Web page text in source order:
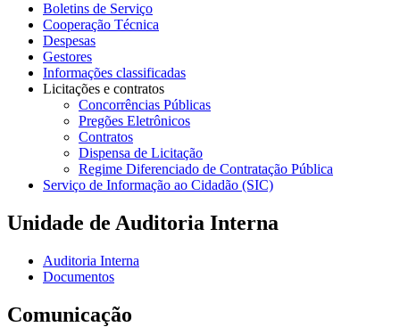
Boletins de Serviço
Cooperação Técnica
Despesas
Gestores
Informações classificadas
Licitações e contratos
Concorrências Públicas
Pregões Eletrônicos
Contratos
Dispensa de Licitação
Regime Diferenciado de Contratação Pública
Serviço de Informação ao Cidadão (SIC)
Unidade de Auditoria Interna
Auditoria Interna
Documentos
Comunicação